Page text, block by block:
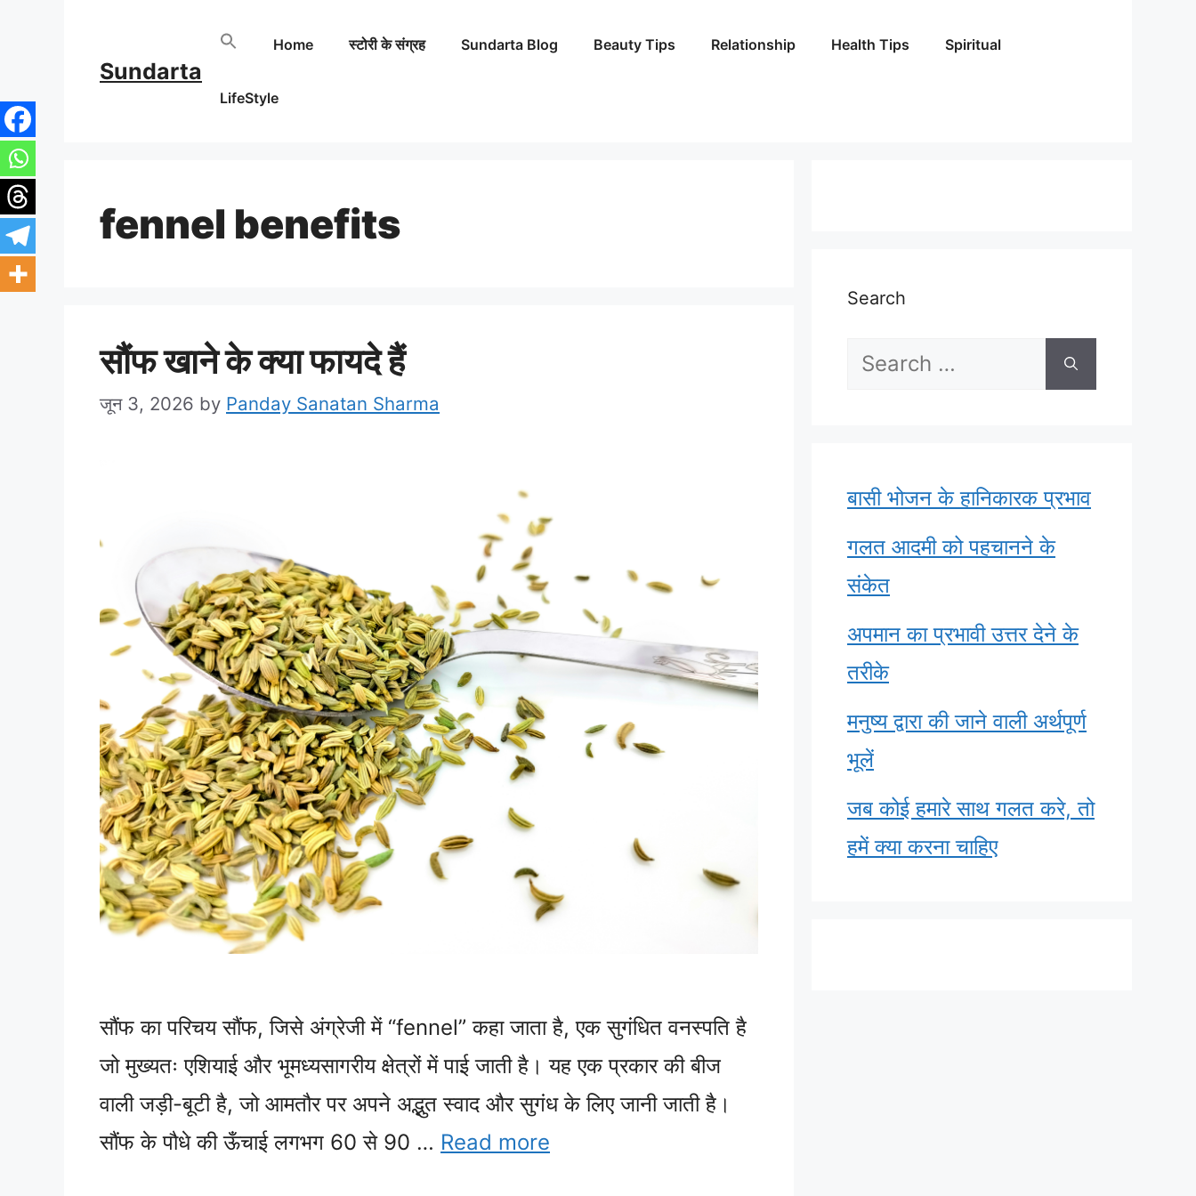
content
Sundarta
Home स्टोरी के संग्रह Sundarta Blog Beauty Tips Relationship Health Tips Spiritual
LifeStyle
fennel benefits
सौंफ खाने के क्या फायदे हैं
जून 3, 2026 by Panday Sanatan Sharma
सौंफ का परिचय सौंफ, जिसे अंग्रेजी में “fennel” कहा जाता है, एक सुगंधित वनस्पति है
जो मुख्यतः एशियाई और भूमध्यसागरीय क्षेत्रों में पाई जाती है। यह एक प्रकार की बीज
वाली जड़ी-बूटी है, जो आमतौर पर अपने अद्भुत स्वाद और सुगंध के लिए जानी जाती है।
सौंफ के पौधे की ऊँचाई लगभग 60 से 90 … Read more
Search
Search
बासी भोजन के हानिकारक प्रभाव
गलत आदमी को पहचानने के
संकेत
अपमान का प्रभावी उत्तर देने के
तरीके
मनुष्य द्वारा की जाने वाली अर्थपूर्ण
भूलें
जब कोई हमारे साथ गलत करे, तो
हमें क्या करना चाहिए